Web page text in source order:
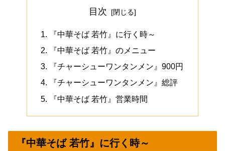
目次
『中華そば 若竹』に行く時～
『中華そば 若竹』のメニュー
『チャーシューワンタンメン』900円
『チャーシューワンタンメン』総評
『中華そば 若竹』営業時間
『中華そば 若竹』に行く時～